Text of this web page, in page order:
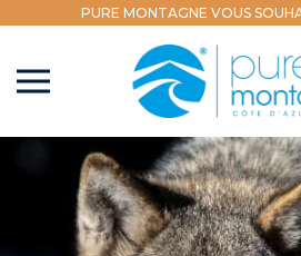
PURE MONTAGNE VOUS